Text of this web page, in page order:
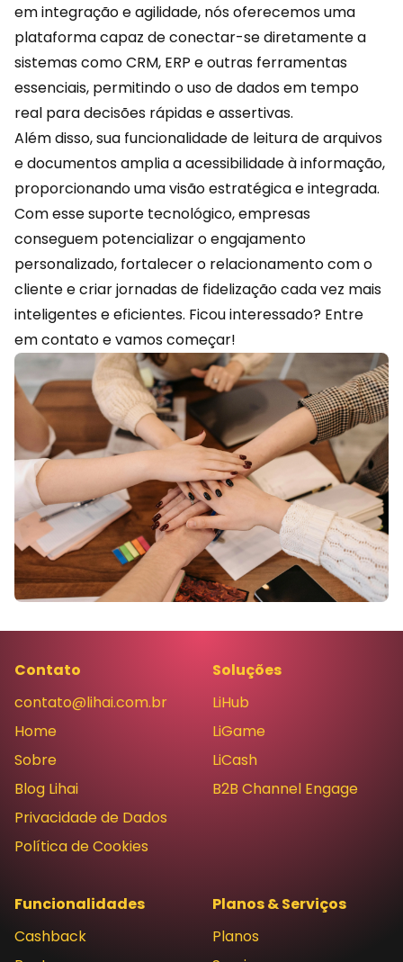
em integração e agilidade, nós oferecemos uma
plataforma capaz de conectar-se diretamente a
sistemas como CRM, ERP e outras ferramentas
essenciais, permitindo o uso de dados em tempo
real para decisões rápidas e assertivas.
Além disso, sua funcionalidade de leitura de arquivos
e documentos amplia a acessibilidade à informação,
proporcionando uma visão estratégica e integrada.
Com esse suporte tecnológico, empresas
conseguem potencializar o engajamento
personalizado, fortalecer o relacionamento com o
cliente e criar jornadas de fidelização cada vez mais
inteligentes e eficientes. Ficou interessado? Entre
em contatoe vamos começar!
Contato
contato@lihai.com.br
Home
Sobre
Blog Lihai
Privacidade de Dados
Política de Cookies
Soluções
LiHub
LiGame
LiCash
B2B Channel Engage
Funcionalidades
Cashback
Planos & Serviços
Planos